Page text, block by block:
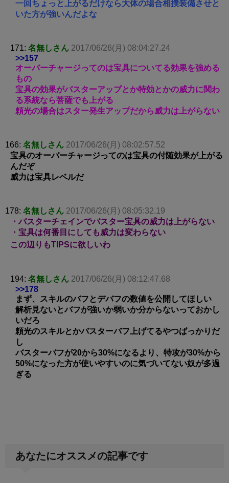
一回ちょっと上がるだけなら大体の場合相撲装備させと
いた方が強いんだよな
171: 名無しさん 2017/06/26(月) 08:04:27.24
>>157
オーバーチャージってのは宝具についてる効果を強める
もの
宝具の効果がバスターアップとか特効とかの威力に関わ
る系統なら菩薩でも上がる
頼光の場合はスター発生アップだから威力は上がらない
166: 名無しさん 2017/06/26(月) 08:02:57.52
宝具のオーバーチャージってのは宝具の付随効果が上がる
んだぞ
威力は宝具レベルだ
178: 名無しさん 2017/06/26(月) 08:05:32.19
・バスターチェインでバスター宝具の威力は上がらない
・宝具は何番目にしても威力は変わらない
この辺りもTIPSに欲しいわ
194: 名無しさん 2017/06/26(月) 08:12:47.68
>>178
まず、スキルのバフとデバフの数値を公開してほしい
解析見ないとバフが強いか弱いか分からないっておかし
いだろ
頼光のスキルとかバスターバフ上げてるやつばっかりだ
し
バスターバフが20から30%になるより、特攻が30%から
50%になった方が使いやすいのに気づいてない奴が多過
ぎる
あなたにオススメの記事です